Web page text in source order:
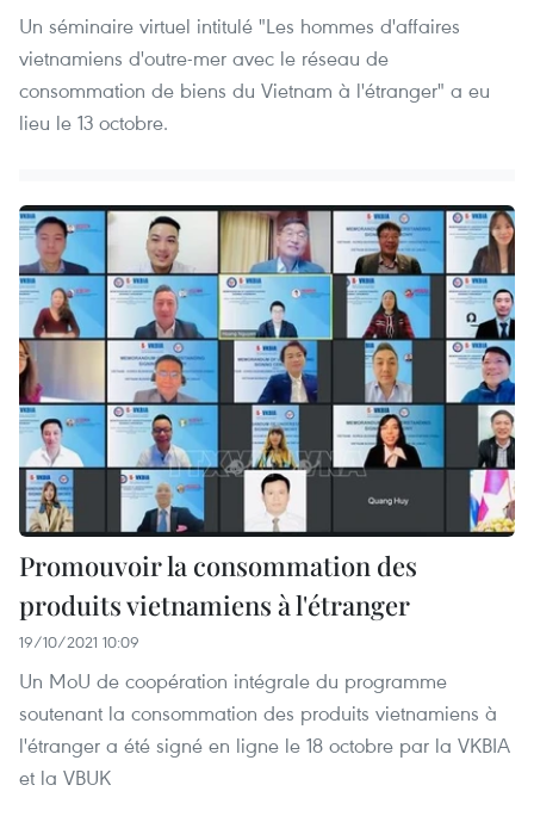
Un séminaire virtuel intitulé "Les hommes d'affaires
vietnamiens d'outre-mer avec le réseau de
consommation de biens du Vietnam à l'étranger" a eu
lieu le 13 octobre.
Promouvoir la consommation des
produits vietnamiens à l'étranger
19/10/2021 10:09
Un MoU de coopération intégrale du programme
soutenant la consommation des produits vietnamiens à
l'étranger a été signé en ligne le 18 octobre par la VKBIA
et la VBUK